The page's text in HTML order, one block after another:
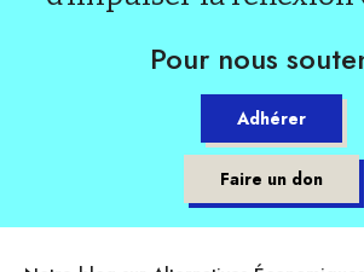
Pour nous
Adhérer
Faire un don